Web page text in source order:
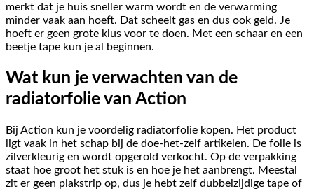
merkt dat je huis sneller warm wordt en de verwarming
minder vaak aan hoeft. Dat scheelt gas en dus ook geld. Je
hoeft er geen grote klus voor te doen. Met een schaar en een
beetje tape kun je al beginnen.
Wat kun je verwachten van de
radiatorfolie van Action
Bij Action kun je voordelig radiatorfolie kopen. Het product
ligt vaak in het schap bij de doe-het-zelf artikelen. De folie is
zilverkleurig en wordt opgerold verkocht. Op de verpakking
staat hoe groot het stuk is en hoe je het aanbrengt. Meestal
zit er geen plakstrip op, dus je hebt zelf dubbelzijdige tape of